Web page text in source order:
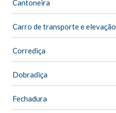
Cantoneira
Carro de transporte e elevação
Corrediça
Dobradiça
Fechadura